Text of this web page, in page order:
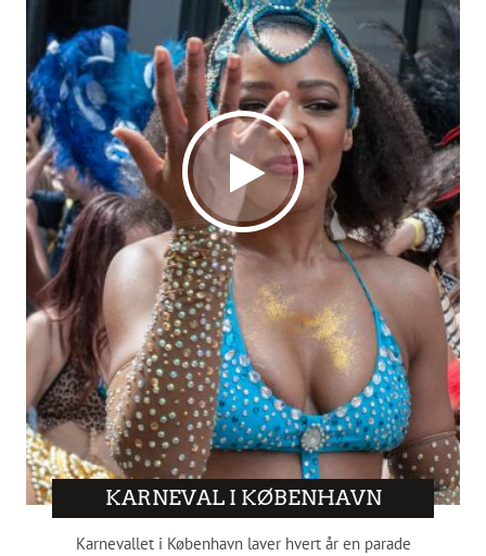
KARNEVAL I KØBENHAVN
Karnevallet i København laver hvert år en parade